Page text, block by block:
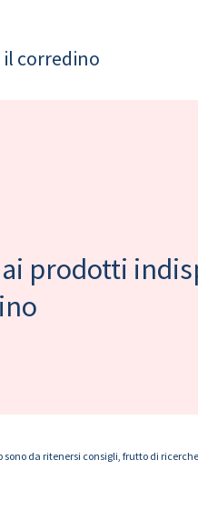
il corredino
prodotti
da ritenersi consigli, frutto di